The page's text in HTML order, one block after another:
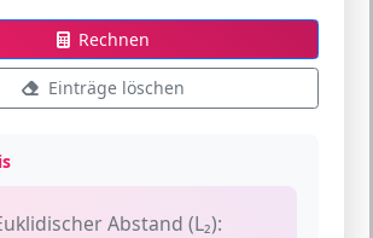
Rechnen
Einträge löschen
Abstand (L₂):